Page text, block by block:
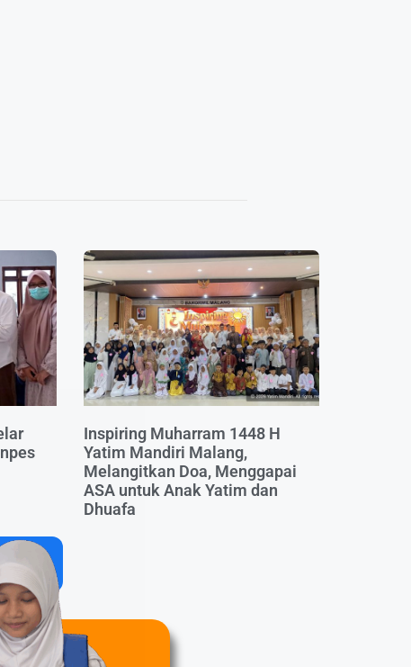
Inspiring Muharram 1448 H
Yatim Mandiri Malang,
Melangitkan Doa, Menggapai
ASA untuk Anak Yatim dan
Dhuafa